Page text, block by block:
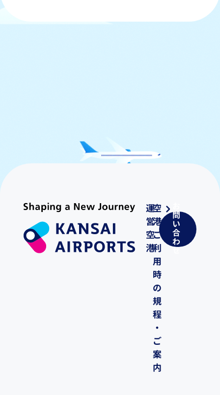
運
営
空
港
空
港
ご
利
用
時
の
規
程
・
ご
案
内
問
い
合
わ
せ